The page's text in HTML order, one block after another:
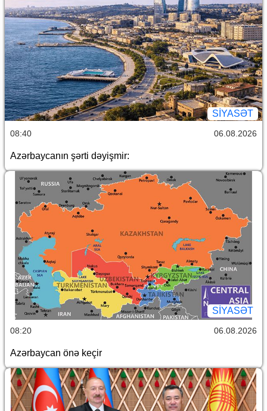
SİYASƏT
08:40 06.08.2026
Azərbaycanın şərti dəyişmir:
SİYASƏT
08:20 06.08.2026
Azərbaycan önə keçir